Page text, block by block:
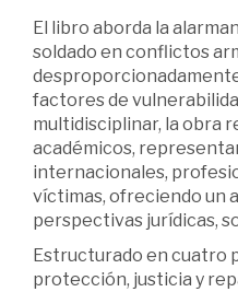
El libro aborda la
soldado en conflictos
factores de
multidisciplinar, la obra
académicos,
internacionales,
víctimas, ofreciendo un
perspectivas jurídicas,
Estructurado en cuatro
protección, justicia y